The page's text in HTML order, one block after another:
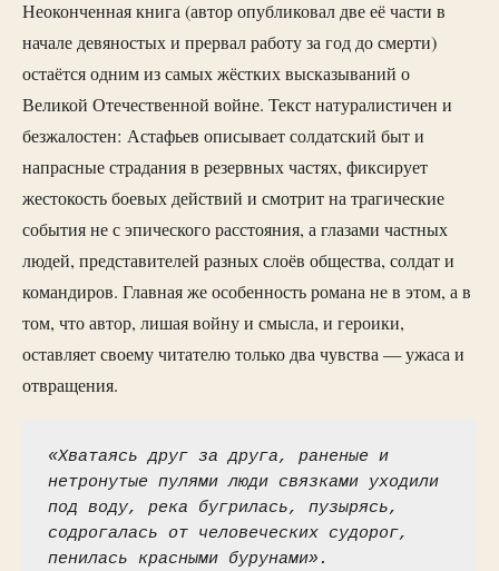
Неоконченная книга (автор опубликовал две её части в
начале девяностых и прервал работу за год до смерти)
остаётся одним из самых жёстких высказываний о
Великой Отечественной войне. Текст натуралистичен и
безжалостен: Астафьев описывает солдатский быт и
напрасные страдания в резервных частях, фиксирует
жестокость боевых действий и смотрит на трагические
события не с эпического расстояния, а глазами частных
людей, представителей разных слоёв общества, солдат и
командиров. Главная же особенность романа не в этом, а в
том, что автор, лишая войну и смысла, и героики,
оставляет своему читателю только два чувства — ужаса и
отвращения.
«Хватаясь друг за друга, раненые и
нетронутые пулями люди связками уходили
под воду, река бугрилась, пузырясь,
содрогалась от человеческих судорог,
пенилась красными бурунами».